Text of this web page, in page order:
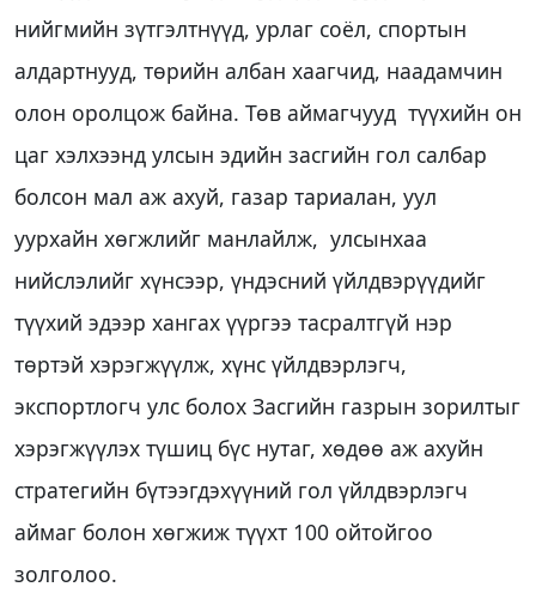
нийгмийн зүтгэлтнүүд, урлаг соёл, спортын
алдартнууд, төрийн албан хаагчид, наадамчин
олон оролцож байна. Төв аймагчууд түүхийн он
цаг хэлхээнд улсын эдийн засгийн гол салбар
болсон мал аж ахуй, газар тариалан, уул
уурхайн хөгжлийг манлайлж, улсынхаа
нийслэлийг хүнсээр, үндэсний үйлдвэрүүдийг
түүхий эдээр хангах үүргээ тасралтгүй нэр
төртэй хэрэгжүүлж, хүнс үйлдвэрлэгч,
экспортлогч улс болох Засгийн газрын зорилтыг
хэрэгжүүлэх түшиц бүс нутаг, хөдөө аж ахуйн
стратегийн бүтээгдэхүүний гол үйлдвэрлэгч
аймаг болон хөгжиж түүхт 100 ойтойгоо
золголоо.